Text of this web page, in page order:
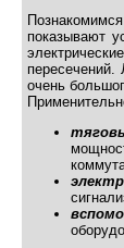
показывают
очень